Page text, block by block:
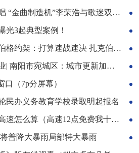
曲制造机”李荣浩与歌迷双向奔赴
光3起典型案例！
约架：打算速战速决 扎克伯格回应
南阳市宛城区：城市更新加速度
口（7p分屏幕）
民办义务教育学校录取明起报名
么算（高速12点免费我十点上咋收费）
普降大暴雨局部特大暴雨